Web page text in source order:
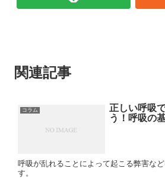
関連記事
コラム
正しい呼吸
う！呼吸の
呼吸が乱れることによって起こる弊害な
す。